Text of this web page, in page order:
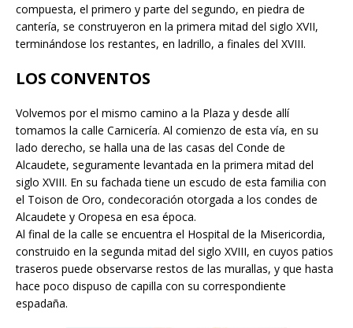
compuesta, el primero y parte del segundo, en piedra de
cantería, se construyeron en la primera mitad del siglo XVII,
terminándose los restantes, en ladrillo, a finales del XVIII.
LOS CONVENTOS
Volvemos por el mismo camino a la Plaza y desde allí
tomamos la calle Carnicería. Al comienzo de esta vía, en su
lado derecho, se halla una de las casas del Conde de
Alcaudete, seguramente levantada en la primera mitad del
siglo XVIII. En su fachada tiene un escudo de esta familia con
el Toison de Oro, condecoración otorgada a los condes de
Alcaudete y Oropesa en esa época.
Al final de la calle se encuentra el Hospital de la Misericordia,
construido en la segunda mitad del siglo XVIII, en cuyos patios
traseros puede observarse restos de las murallas, y que hasta
hace poco dispuso de capilla con su correspondiente
espadaña.